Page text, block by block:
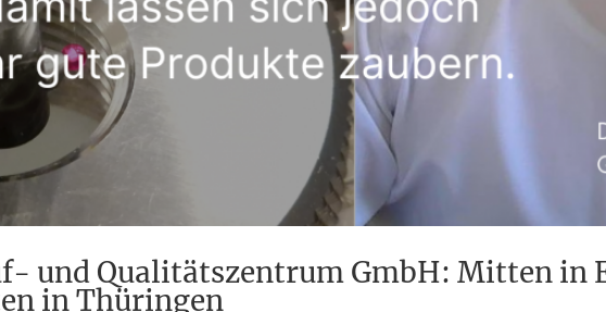
und Qualitätszentrum GmbH: Mitten in
in Thüringen